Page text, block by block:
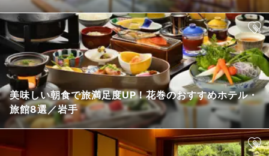
美味しい朝食で旅満足度UP！花巻のおすすめホテル・
旅館8選／岩手